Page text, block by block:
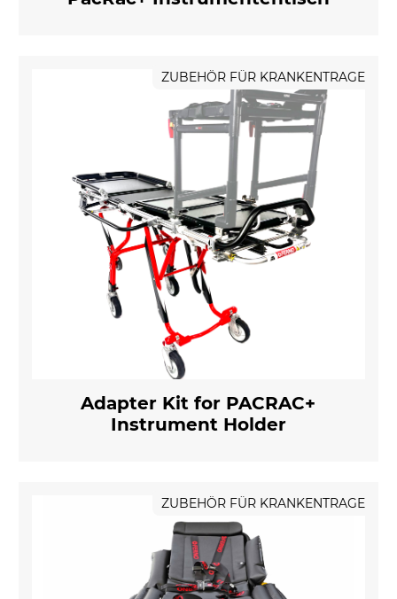
ZUBEHÖR FÜR KRANKENTRAGE
Adapter Kit for PACRAC+
Instrument Holder
ZUBEHÖR FÜR KRANKENTRAGE